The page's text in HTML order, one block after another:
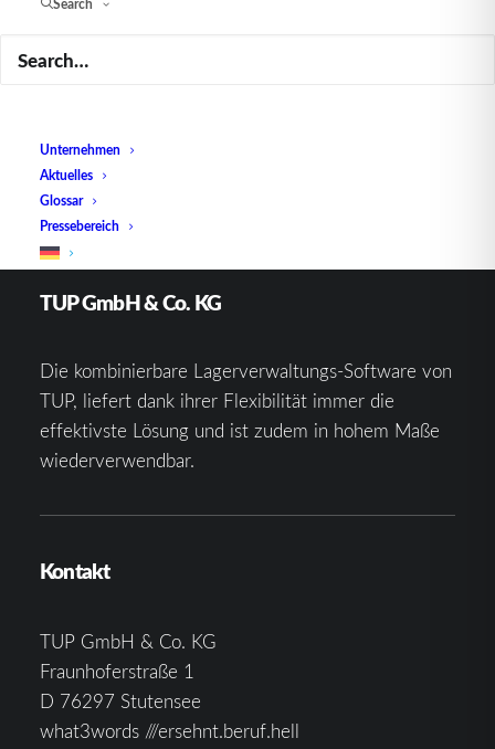
Search
Unternehmen
Aktuelles
Glossar
Pressebereich
TUP GmbH & Co. KG
Die kombinierbare Lagerverwaltungs-Software von
TUP, liefert dank ihrer Flexibilität immer die
effektivste Lösung und ist zudem in hohem Maße
wiederverwendbar.
Kontakt
TUP GmbH & Co. KG
Fraunhoferstraße 1
D 76297 Stutensee
what3words ///ersehnt.beruf.hell